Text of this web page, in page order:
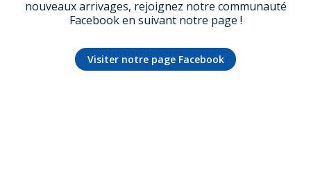
nouveaux arrivages, rejoignez notre communauté
Facebook en suivant notre page !
Visiter notre page Facebook